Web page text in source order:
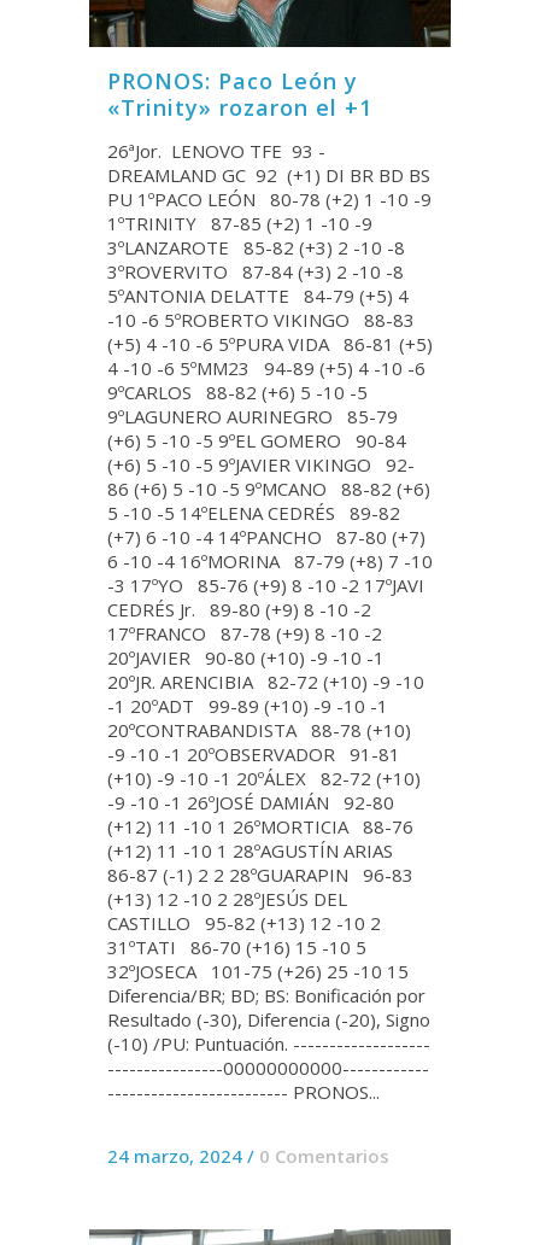
PRONOS: Paco León y
«Trinity» rozaron el +1
26ªJor. LENOVO TFE 93 -
DREAMLAND GC 92 (+1) DI BR BD BS
PU 1ºPACO LEÓN 80-78 (+2) 1 -10 -9
1ºTRINITY 87-85 (+2) 1 -10 -9
3ºLANZAROTE 85-82 (+3) 2 -10 -8
3ºROVERVITO 87-84 (+3) 2 -10 -8
5ºANTONIA DELATTE 84-79 (+5) 4
-10 -6 5ºROBERTO VIKINGO 88-83
(+5) 4 -10 -6 5ºPURA VIDA 86-81 (+5)
4 -10 -6 5ºMM23 94-89 (+5) 4 -10 -6
9ºCARLOS 88-82 (+6) 5 -10 -5
9ºLAGUNERO AURINEGRO 85-79
(+6) 5 -10 -5 9ºEL GOMERO 90-84
(+6) 5 -10 -5 9ºJAVIER VIKINGO 92-
86 (+6) 5 -10 -5 9ºMCANO 88-82 (+6)
5 -10 -5 14ºELENA CEDRÉS 89-82
(+7) 6 -10 -4 14ºPANCHO 87-80 (+7)
6 -10 -4 16ºMORINA 87-79 (+8) 7 -10
-3 17ºYO 85-76 (+9) 8 -10 -2 17ºJAVI
CEDRÉS Jr. 89-80 (+9) 8 -10 -2
17ºFRANCO 87-78 (+9) 8 -10 -2
20ºJAVIER 90-80 (+10) -9 -10 -1
20ºJR. ARENCIBIA 82-72 (+10) -9 -10
-1 20ºADT 99-89 (+10) -9 -10 -1
20ºCONTRABANDISTA 88-78 (+10)
-9 -10 -1 20ºOBSERVADOR 91-81
(+10) -9 -10 -1 20ºÁLEX 82-72 (+10)
-9 -10 -1 26ºJOSÉ DAMIÁN 92-80
(+12) 11 -10 1 26ºMORTICIA 88-76
(+12) 11 -10 1 28ºAGUSTÍN ARIAS
86-87 (-1) 2 2 28ºGUARAPIN 96-83
(+13) 12 -10 2 28ºJESÚS DEL
CASTILLO 95-82 (+13) 12 -10 2
31ºTATI 86-70 (+16) 15 -10 5
32ºJOSECA 101-75 (+26) 25 -10 15
Diferencia/BR; BD; BS: Bonificación por
Resultado (-30), Diferencia (-20), Signo
(-10) /PU: Puntuación. -------------------
----------------00000000000------------
------------------------- PRONOS...
24 marzo, 2024 / 0 Comentarios